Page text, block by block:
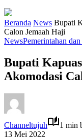
Beranda News Bupati
Calon Jemaah Haji
NewsPemerintahan
Bupati
Akomodasi
Channeltujuh
1 min
13 Mei 2022